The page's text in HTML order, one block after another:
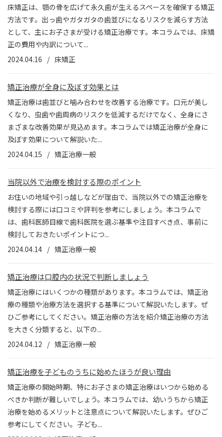
床矯正は、顎の骨を広げて永久歯が生えるスペースを確保する矯正
方法です。出っ歯やガタガタの歯並びになるリスクを減らす方法
として、主にお子さまが受ける矯正治療です。本コラムでは、床矯
正の費用や内訳について...
2024.04.16
床矯正
矯正治療が全身に及ぼす効果とは
矯正治療は歯並びと噛み合わせを改善する治療です。口元が美し
くなり、虫歯や歯周病のリスクを低減するだけでなく、全身にさ
まざまな改善効果が見込めます。本コラムでは矯正治療が全身に
及ぼす効果について解説いた...
2024.04.15
矯正治療一般
当院以外で治療を検討する際のポイント
お住いの地域や引っ越しなどが理由で、当院以外での矯正治療を
検討する際には口コミや評判を参考にしましょう。本コラムで
は、歯科医師目線で歯科医院を選ぶ基準や注目すべき点、事前に
検討しておきたいポイントにつ...
2024.04.14
矯正治療一般
矯正治療は口腔内の状況で判断しましょう
矯正治療にはいくつかの種類があります。本コラムでは、矯正治
療の種類や治療方法を選択する基準について解説いたします。ぜ
ひご参考にしてください。矯正治療の方法を紹介矯正治療の方法
を大きく分類すると、以下の...
2024.04.12
矯正治療一般
矯正治療を子どものうちに始めたほうが良い理由
矯正治療の開始時期、特にお子さまの矯正治療はいつから始める
べきか判断が難しいでしょう。本コラムでは、幼いうちから矯正
治療を始めるメリットと注意点について解説いたします。ぜひご
参考にしてください。子ども...